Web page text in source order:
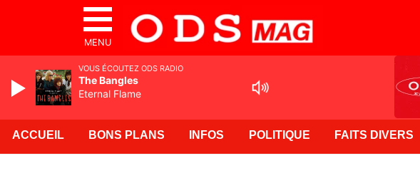
MENU
ACCUEIL BONS PLANS INFOS POLITIQUE FAITS DIVERS
VOUS ÉCOUTEZ ODS RADIO
The Bangles
Eternal Flame